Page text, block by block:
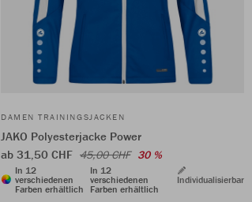
DAMEN TRAININGSJACKEN
JAKO Polyesterjacke Power
ab 31,50 CHF 45,00 CHF 30 %
In 12
verschiedenen
Farben erhältlich
In 12
verschiedenen
Farben erhältlich
Individualisierbar